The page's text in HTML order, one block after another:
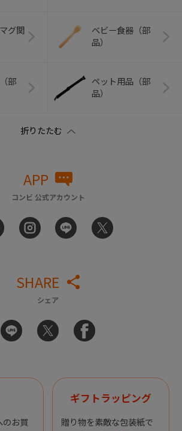
グ関
ベビー食器（部
品）
部
ペット用品（部
品）
APP
コンビ 公式アカウント
SHARE
シェア
のお買
ギフトラッピング
贈り物を素敵な包装紙で